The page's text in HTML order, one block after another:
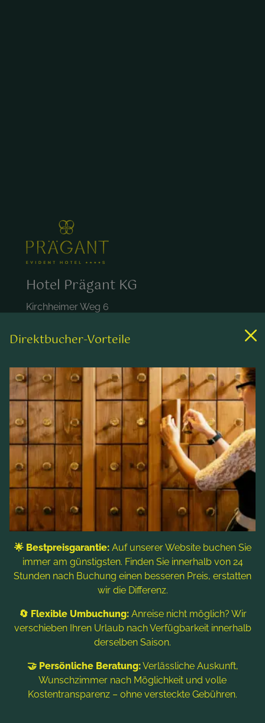
Hotel Prägant KG
Kirchheimer Weg 6
Österreich
hotel@praegant.at
Links
Zimmer & Preise
Wellness & Spa
Freizeitaktivitäten
Kontakt & Service
Blog
Folgen Sie uns
Direktbucher-Vorteile
🌟 Bestpreisgarantie:Auf unserer Website buchen Sie
immer am günstigsten. Finden Sie innerhalb von 24
Stunden nach Buchung einen besseren Preis, erstatten
wir die Differenz.
🔄 Flexible Umbuchung:Anreise nicht möglich? Wir
verschieben Ihren Urlaub nach Verfügbarkeit innerhalb
derselben Saison.
🤝 Persönliche Beratung:Verlässliche Auskunft,
Wunschzimmer nach Möglichkeit und volle
Kostentransparenz – ohne versteckte Gebühren.
teilweise mit Hilfe von KI erstellt. Weitere Informationen finden
Sie in derDatenschutzerklärung